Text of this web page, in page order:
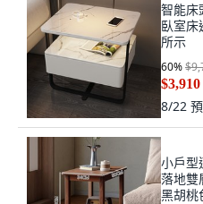
智能床
臥室床
所示
60%
$3,910
8/22
小戶型
落地雙
黑胡